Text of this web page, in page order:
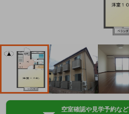
空室確認や見学予約など